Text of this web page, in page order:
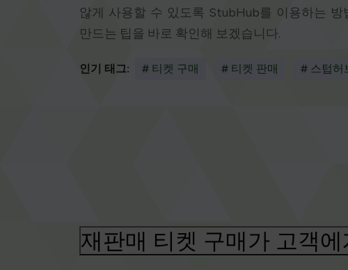
않게 사용할 수 있도록 StubHub를 이용하는
만드는 팁을 바로 확인해 보겠습니다.
인기 태그: # 티켓 구매 # 티켓 판매 # 스텁허
재판매 티켓 구매가 고객